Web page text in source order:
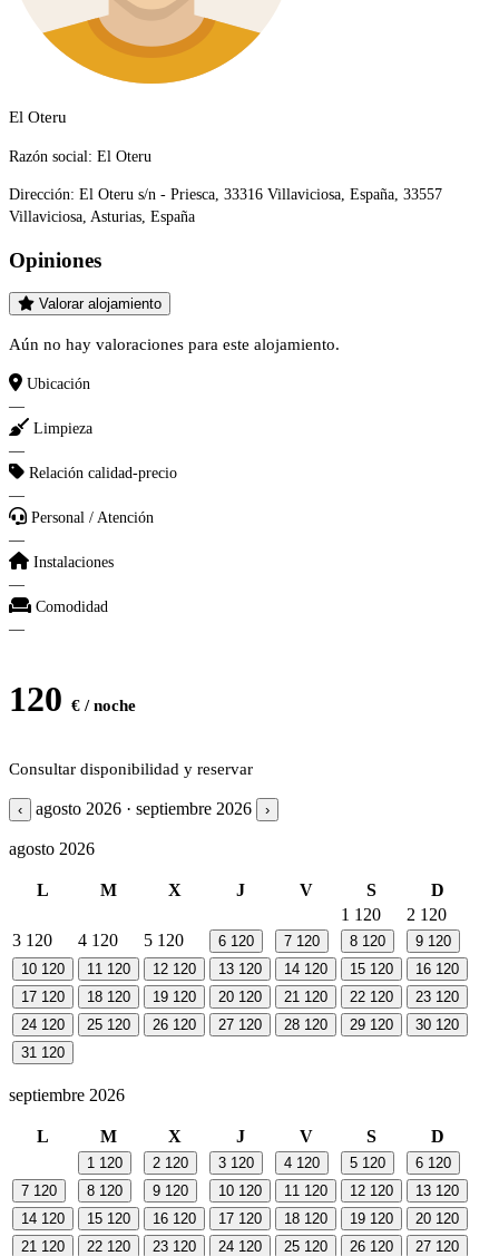
El Oteru
Razón social: El Oteru
Dirección: El Oteru s/n - Priesca, 33316 Villaviciosa, España, 33557
Villaviciosa, Asturias, España
Opiniones
Valorar alojamiento
Aún no hay valoraciones para este alojamiento.
Ubicación
—
Limpieza
—
Relación calidad-precio
—
Personal / Atención
—
Instalaciones
—
Comodidad
—
120 € / noche
Consultar disponibilidad y reservar
‹ agosto 2026 · septiembre 2026 ›
agosto 2026
L M X J V S
D
1 120 2 120
3 120 4 120 5 120 6 120 7 120 8 120 9 120
10 120 11 120 12 120 13 120 14 120 15 120 16 120
17 120 18 120 19 120 20 120 21 120 22 120 23 120
24 120 25 120 26 120 27 120 28 120 29 120 30 120
31 120
septiembre 2026
L M X J V S D
1 120 2 120 3 120 4 120 5 120 6 120
7 120 8 120 9 120 10 120 11 120 12 120 13 120
14 120 15 120 16 120 17 120 18 120 19 120 20 120
21 120 22 120 23 120 24 120 25 120 26 120 27 120